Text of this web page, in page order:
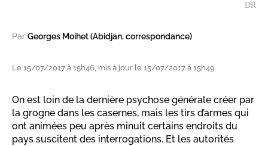
DR
Par Georges Moihet (Abidjan, correspondance)
Le 15/07/2017 à 15h46, mis à jour le 15/07/2017 à 15h49
On est loin de la dernière psychose générale créer par
la grogne dans les casernes, mais les tirs d’armes qui
ont animées peu après minuit certains endroits du
pays suscitent des interrogations. Et les autorités